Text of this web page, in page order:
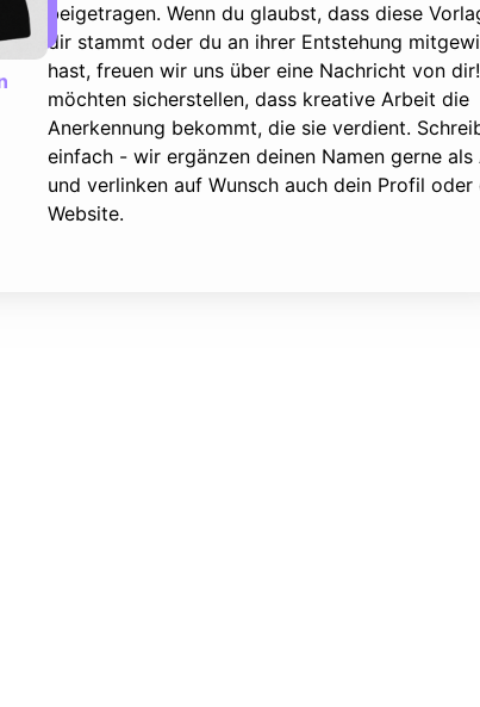
beigetragen. Wenn du glaubst, dass diese
dir stammt oder du an ihrer Entstehung
hast, freuen wir uns über eine Nachricht von
möchten sicherstellen, dass kreative Arbeit die
Anerkennung bekommt, die sie verdient.
einfach - wir ergänzen deinen Namen gerne als
und verlinken auf Wunsch auch dein Profil oder
Website.